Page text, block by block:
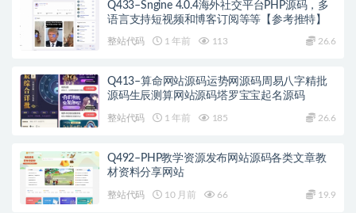
Q433–Sngine 4.0.4海外社交平台PHP源码，多
语言支持短视频和博客订阅等等【参考推特】
整站代码 1 年前 113 26.6
Q413–算命网站源码运势网源码周易八字精批
源码生辰测算网站源码塔罗宝宝起名源码
整站代码 1 年前 185 26.6
Q492–PHP教学资源发布网站源码各类文章教
材资料分享网站
整站代码 10 月前 66 19.9